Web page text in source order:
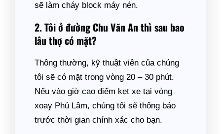
sẽ làm cháy block máy nén.
2. Tôi ở đường Chu Văn An thì sau bao
lâu thợ có mặt?
Thông thường, kỹ thuật viên của chúng
tôi sẽ có mặt trong vòng 20 – 30 phút.
Nếu vào giờ cao điểm kẹt xe tại vòng
xoay Phú Lâm, chúng tôi sẽ thông báo
trước thời gian chính xác cho bạn.